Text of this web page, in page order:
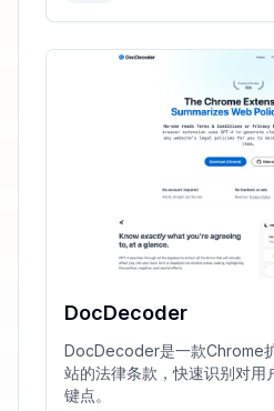
DocDecoder
DocDecoder是一款Chrome
站的法律条款，快速识别对用
键点。